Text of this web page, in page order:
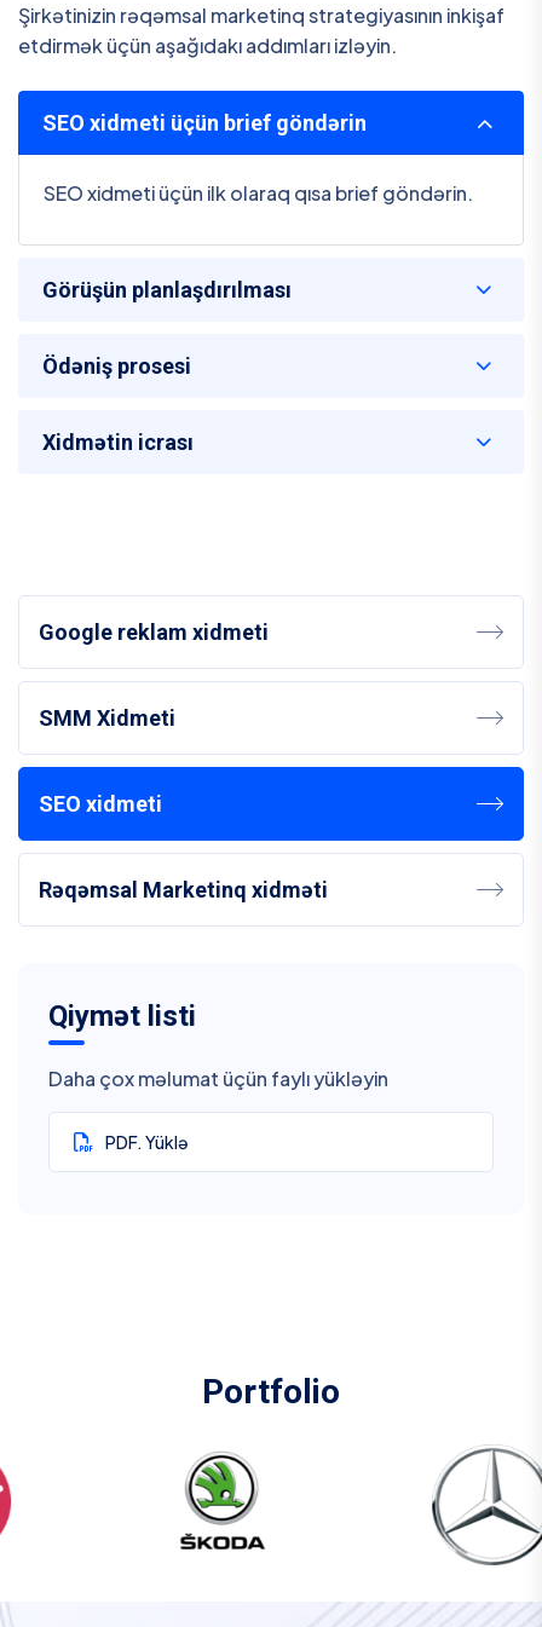
Google reklam xidmeti
SMM Xidmeti
SEO xidmeti
Rəqəmsal Marketinq xidməti
Qiymət listi
Daha çox məlumat üçün faylı yükləyin
PDF. Yüklə
Şirkətinizin rəqəmsal marketinq strategiyasının inkişaf
etdirmək üçün aşağıdakı addımları izləyin.
SEO xidmeti üçün brief göndərin
SEO xidmeti üçün ilk olaraq qısa brief göndərin.
Görüşün planlaşdırılması
Ödəniş prosesi
Xidmətin icrası
Portfolio